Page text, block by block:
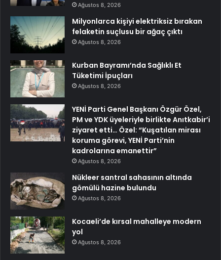
Ağustos 8, 2026
Milyonlarca kişiyi elektriksiz bırakan
felaketin suçlusu bir ağaç çıktı
Ağustos 8, 2026
Kurban Bayramı’nda Sağlıklı Et
Tüketimi İpuçları
Ağustos 8, 2026
YENİ Parti Genel Başkanı Özgür Özel,
PM ve YDK üyeleriyle birlikte Anıtkabir’i
ziyaret etti… Özel: “Kuşatılan mirası
koruma görevi, YENİ Parti’nin
kadrolarına emanettir”
Ağustos 8, 2026
Nükleer santral sahasının altında
gömülü hazine bulundu
Ağustos 8, 2026
Kocaeli’de kırsal mahalleye modern
yol
Ağustos 8, 2026